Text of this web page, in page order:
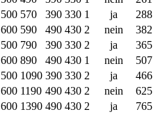
500 570 390 330 1 ja
288
600 590 490 430 2 nein
382
500 790 390 330 2 ja
365
600 890 490 430 1 nein
507
500 1090 390 330 2 ja
466
600 1190 490 430 2 nein
625
600 1390 490 430 2 ja 765